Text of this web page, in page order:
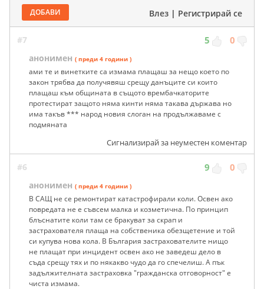
ДОБАВИ Влез | Регистрирай се
#7 5 0
анонимен ( преди 4 години )
ами те и винетките са измама плащаш за нещо което по
закон трябва да получявяш срещу данъците си които
плащаш към общината в същото врембачкаторите
протестират защото няма кинти няма такава държава но
има такъв *** народ новия слоган на продължаваме с
подмяната
Сигнализирай за неуместен коментар
#6 9 0
анонимен ( преди 4 години )
В САЩ не се ремонтират катастрофирали коли. Освен ако
повредата не е съвсем малка и козметична. По принцип
блъснатите коли там се бракуват за скрап и
застрахователя плаща на собственика обезщетение и той
си купува нова кола. В България застрахователите нищо
не плащат при инцидент освен ако не заведеш дело в
съда срещу тях и по някакво чудо да го спечелиш. А пък
задължителната застраховка "гражданска отговорност" е
чиста измама.